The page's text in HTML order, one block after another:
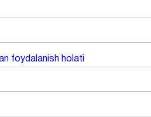
foydalanish holati